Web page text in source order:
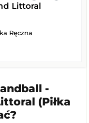
Littoral
Ręczna
-
(Piłka